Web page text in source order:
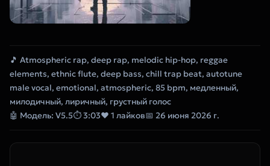
🎵 Atmospheric rap, deep rap, melodic hip-hop, reggae
elements, ethnic flute, deep bass, chill trap beat, autotune
male vocal, emotional, atmospheric, 85 bpm, медленный,
милодичный, лиричный, грустный голос
🤖 Модель: V5.5⏱ 3:03❤ 1 лайков📅 26 июня 2026 г.